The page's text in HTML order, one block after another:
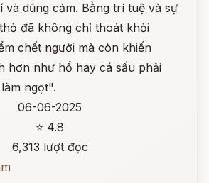
và dũng cảm. Bằng trí tuệ và sự
đã không chỉ thoát khỏi
chết người mà còn khiến
hơn như hổ hay cá sấu phải
ngọt".
06-06-2025
⭐ 4.8
6,313 lượt đọc